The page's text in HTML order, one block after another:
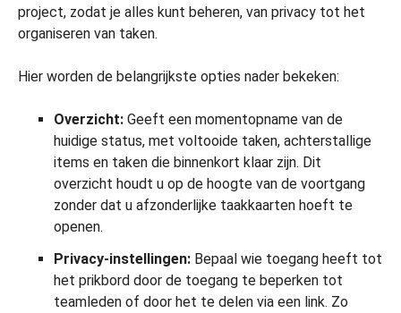
project, zodat je alles kunt beheren, van privacy tot het
organiseren van taken.
Hier worden de belangrijkste opties nader bekeken:
Overzicht: Geeft een momentopname van de
huidige status, met voltooide taken, achterstallige
items en taken die binnenkort klaar zijn. Dit
overzicht houdt u op de hoogte van de voortgang
zonder dat u afzonderlijke taakkaarten hoeft te
openen.
Privacy-instellingen: Bepaal wie toegang heeft tot
het prikbord door de toegang te beperken tot
teamleden of door het te delen via een link. Zo